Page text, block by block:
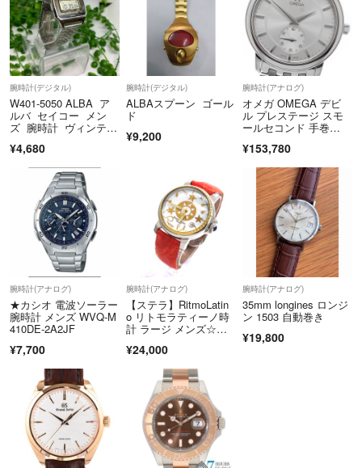
腕時計(デジタル)
W401-5050 ALBA ア
ルバ セイコー メン
ズ 腕時計 ヴィンテー
¥4,680
腕時計(デジタル)
ALBAスプーン ゴール
ド
¥9,200
腕時計(アナログ)
オメガ OMEGA デビ
ル プレステージ スモ
ールセコンド 手巻
¥153,780
腕時計(アナログ)
★カシオ 電波ソーラー
腕時計 メンズ WVQ-M
410DE-2A2JF
¥7,700
腕時計(アナログ)
【ステラ】RitmoLatin
o リトモラティーノ時
計 ラージ メンズ☆極
¥24,000
腕時計(アナログ)
35mm longines ロンジ
ン 1503 自動巻き
¥19,800